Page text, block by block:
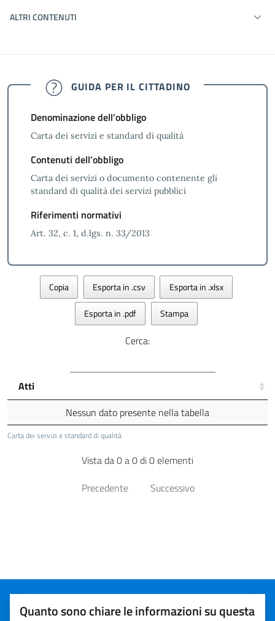
ALTRI CONTENUTI
GUIDA PER IL CITTADINO
Denominazione dell’obbligo
Carta dei servizi e standard di qualità
Contenuti dell’obbligo
Carta dei servizi o documento contenente gli
standard di qualità dei servizi pubblici
Riferimenti normativi
Art. 32, c. 1, d.lgs. n. 33/2013
Copia Esporta in .csv Esporta in .xlsx
Esporta in .pdf Stampa
Cerca:
Carta dei servizi e standard di qualità
Atti
Nessun dato presente nella tabella
Vista da 0 a 0 di 0 elementi
Precedente
Successivo
Quanto sono chiare le informazioni su questa